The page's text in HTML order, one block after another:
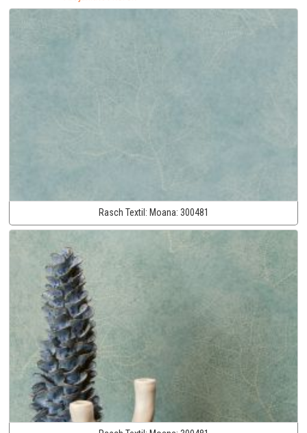
Rasch Textil: Moana: 300481